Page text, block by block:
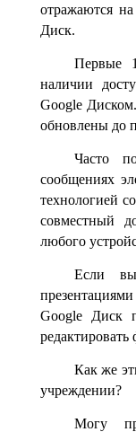
отражаются
Диск.
Первые
наличии
Google
обновлены до
Часто
сообщениях
технологией
совместный
любого
Если вы
Google Диск
Как же
учреждении?
Могу